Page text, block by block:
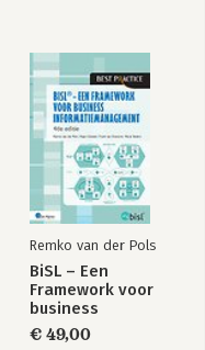
Remko van der Pols
BiSL – Een
Framework voor
business
€ 49,00